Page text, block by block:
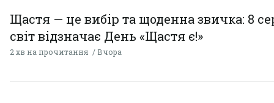
Щастя — це вибір та щоденна звичка: 8
світ відзначає День «Щастя є!»
2 хв на прочитання Вчора